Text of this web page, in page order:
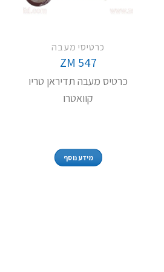
כרטיסי מעבה
ZM 547
כרטיס מעבה תדיראן טריו
קוואטרו
מידע נוסף